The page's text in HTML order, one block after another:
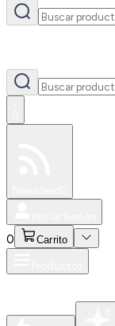
0 Carrito